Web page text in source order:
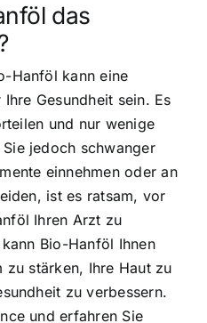
das
Hanföl kann eine
Gesundheit sein. Es
und nur wenige
jedoch schwanger
einnehmen oder an
ist es ratsam, vor
Ihren Arzt zu
Bio-Hanföl Ihnen
zu stärken, Ihre Haut zu
zu verbessern.
und erfahren Sie